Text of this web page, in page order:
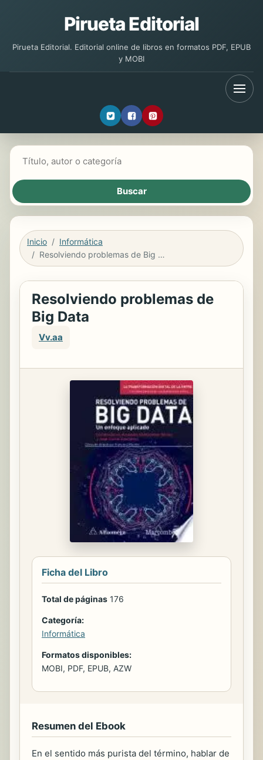
Pirueta Editorial
Pirueta Editorial. Editorial online de libros en formatos PDF, EPUB
y MOBI
Inicio
Informática
Resolviendo problemas de Big Data
Resolviendo problemas de
Big Data
Vv.aa
Ficha del Libro
Total de páginas 176
Categoría:
Informática
Formatos disponibles:
MOBI, PDF, EPUB, AZW
Resumen del Ebook
En el sentido más purista del término, hablar de